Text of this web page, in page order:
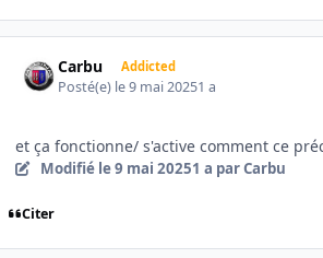
Carbu Addicted
Posté(e) le 9 mai 20251 a
et ça fonctionne/ s'active comment ce
Modifié le 9 mai 20251 a par Carbu
Citer